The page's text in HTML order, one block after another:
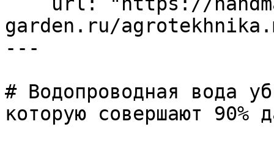
garden.ru/
---
# Водопроводная вода
которую совершают 90%